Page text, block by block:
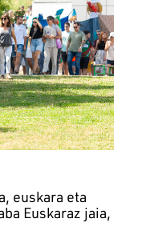
euskara eta
Euskaraz jaia,